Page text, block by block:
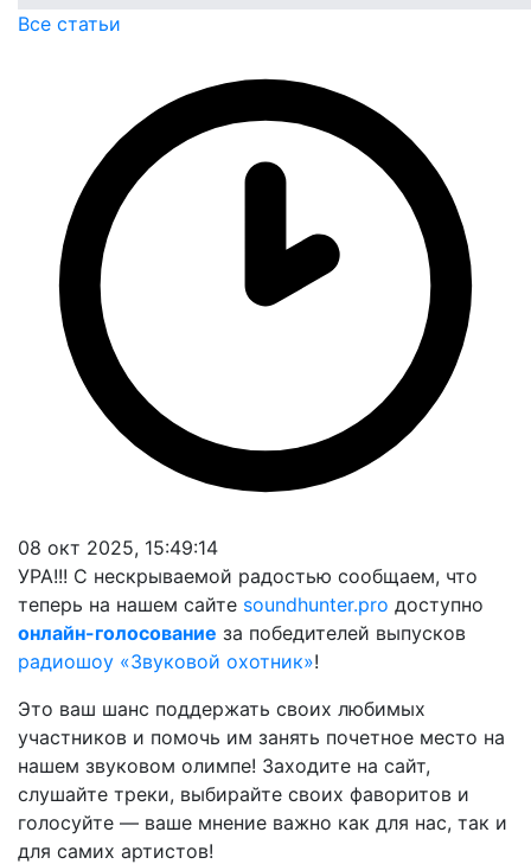
Все статьи
08 окт 2025, 15:49:14
УРА!!! С нескрываемой радостью сообщаем, что
теперь на нашем сайте soundhunter.pro доступно
онлайн-голосование за победителей выпусков
радиошоу «Звуковой охотник»!
Это ваш шанс поддержать своих любимых
участников и помочь им занять почетное место на
нашем звуковом олимпе! Заходите на сайт,
слушайте треки, выбирайте своих фаворитов и
голосуйте — ваше мнение важно как для нас, так и
для самих артистов!